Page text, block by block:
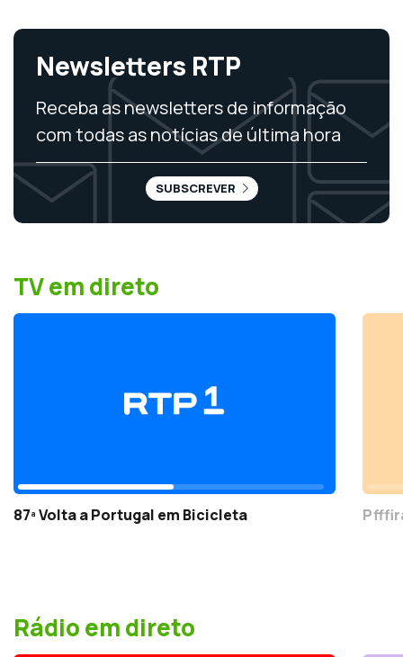
Newsletters RTP
Receba as newsletters de informação
com todas as notícias de última hora
SUBSCREVER
TV em direto
87ª Volta a Portugal em Bicicleta
Rádio em direto